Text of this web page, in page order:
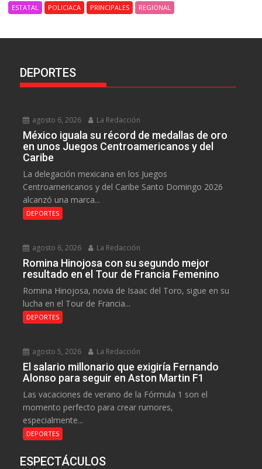
ESTATAL POLICIACA PRINCIPALES REGIONAL
DEPORTES
agosto 6, 2026 La Redacción
México iguala su récord de medallas de oro
en unos Juegos Centroamericanos y del
Caribe
La delegación mexicana en los Juegos
Centroamericanos y del Caribe Santo Domingo 2026
alcanzó una marca...
DEPORTES
agosto 6, 2026 La Redacción
Romina Hinojosa con su segundo mejor
resultado en el Tour de Francia Femenino
Romina Hinojosa, novia de Isaac del Toro, sigue en su
lucha en el Tour de Francia...
DEPORTES
agosto 5, 2026 La Redacción
El salario millonario que exigiría Fernando
Alonso para seguir en Aston Martin F1
Las vacaciones de verano de la Fórmula 1 son el
momento perfecto para crear rumores,
especialmente...
DEPORTES
ESPECTÁCULOS